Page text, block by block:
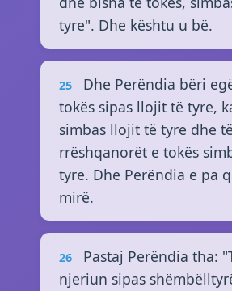
tyre". Dhe kështu u bë.
25
Dhe Perëndia bëri
tokës sipas llojit të tyre,
simbas llojit të tyre dhe
rrëshqanorët e tokës
tyre. Dhe Perëndia e pa
mirë.
26
Pastaj Perëndia tha:
njeriun sipas